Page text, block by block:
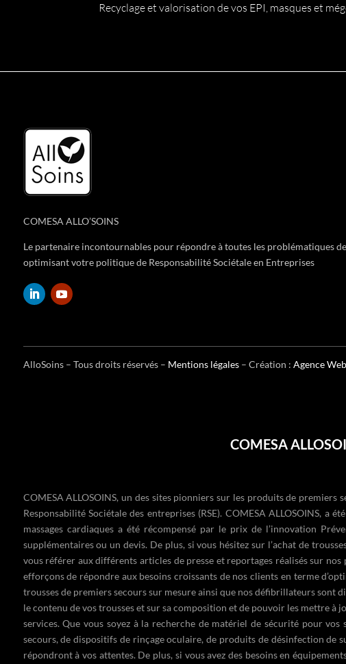
Recyclage et valorisation de vos EPI, masques et
COMESA ALLO’SOINS
Le partenaire incontournables pour répondre à toutes les problématiques
optimisant votre politique de Responsabilité Sociétale en Entreprises
AlloSoins – Tous droits réservés – Mentions légales– Création : Agence
COMESA
COMESA ALLOSOINS, un des sites pionniers sur les produits de
Responsabilité Sociétale des entreprises (RSE). COMESA ALLOSOINS,
massages cardiaques a été récompensé par le prix de l’innovation
supplémentaires ou un devis. De plus, si vous hésitez sur l’achat de
vous référer aux différents articles de presse et reportages réalisés sur
efforçons de répondre aux besoins croissants de nos clients en terme
trousses de premiers secours sur mesure ainsi que nos défibrillateurs sont
le contenu de vos trousses et sur sa composition et de pouvoir les mettre
services. Que vous soyez à la recherche de matériel de sécurité pour vos
secours, dedispositifs de rinçage oculaire, de produits de désinfection de
répondront à vos attentes. De plus, si vous avez des besoins en